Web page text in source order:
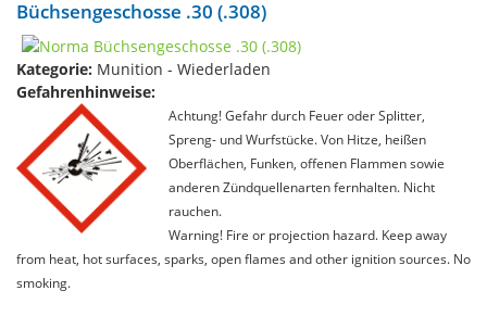
Büchsengeschosse .30 (.308)
Kategorie: Munition - Wiederladen
Gefahrenhinweise:
Achtung! Gefahr durch Feuer oder Splitter,
Spreng- und Wurfstücke. Von Hitze, heißen
Oberflächen, Funken, offenen Flammen sowie
anderen Zündquellenarten fernhalten. Nicht
rauchen.
Warning! Fire or projection hazard. Keep away
from heat, hot surfaces, sparks, open flames and other ignition sources. No
smoking.